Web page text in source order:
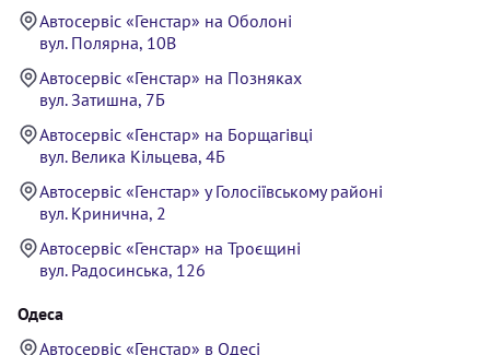
Автосервіс «Генстар» на Оболоні
вул. Полярна, 10В
Автосервіс «Генстар» на Позняках
вул. Затишна, 7Б
Автосервіс «Генстар» на Борщагівці
вул. Велика Кільцева, 4Б
Автосервіс «Генстар» у Голосіївському районі
вул. Кринична, 2
Автосервіс «Генстар» на Троєщині
вул. Радосинська, 126
Одеса
Автосервіс «Генстар» в Одесі